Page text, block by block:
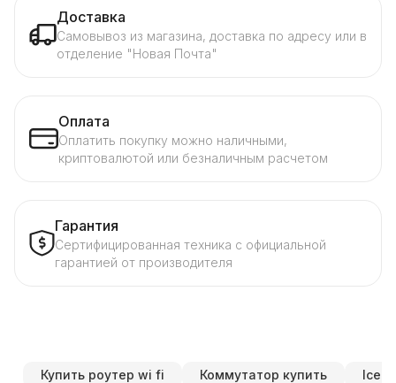
Доставка
Самовывоз из магазина, доставка по адресу или в
отделение "Новая Почта"
Оплата
Оплатить покупку можно наличными,
криптовалютой или безналичным расчетом
Гарантия
Сертифицированная техника с официальной
гарантией от производителя
Купить роутер wi fi Коммутатор купить